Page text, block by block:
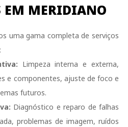
EM MERIDIANO
uma gama completa de serviços
Limpeza interna e externa,
e componentes, ajuste de foco e
futuros.
Diagnóstico e reparo de falhas
problemas de imagem, ruídos